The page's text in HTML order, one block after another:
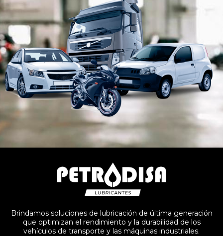
Brindamos soluciones de lubricación de última generación
que optimizan el rendimiento y la durabilidad de los
vehículos de transporte y las máquinas industriales.